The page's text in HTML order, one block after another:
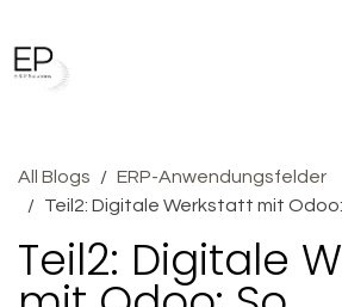
All Blogs
ERP-Anwendungsfelder
Teil2: Digitale Werkstatt mit Odoo: So funktioniert der perfekte
Teil2: Digitale